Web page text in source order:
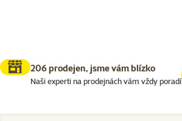
206 prodejen, jsme vám blízko
Naši experti na prodejnách vám vždy poradí